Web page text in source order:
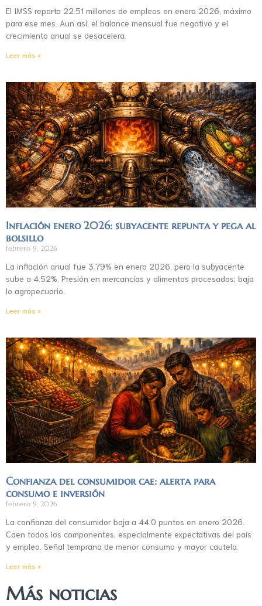
El IMSS reporta 22.51 millones de empleos en enero 2026, máximo
para ese mes. Aun así, el balance mensual fue negativo y el
crecimiento anual se desacelera.
Leer más »
Inflación enero 2026: subyacente repunta y pega al
bolsillo
febrero 9, 2026
La inflación anual fue 3.79% en enero 2026, pero la subyacente
sube a 4.52%. Presión en mercancías y alimentos procesados; baja
lo agropecuario.
Leer más »
Confianza del consumidor cae: alerta para
consumo e inversión
febrero 9, 2026
La confianza del consumidor baja a 44.0 puntos en enero 2026.
Caen todos los componentes, especialmente expectativas del país
y empleo. Señal temprana de menor consumo y mayor cautela.
Leer más »
Más noticias